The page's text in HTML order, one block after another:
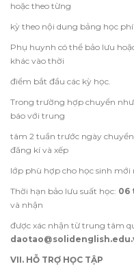
hoặc theo từng
kỳ theo nội dung bảng học
Phụ huynh có thể bảo lưu
khác vào thời
điểm bắt đầu các kỳ học.
Trong trường hợp chuyển
báo với trung
tâm 2 tuần trước ngày
đăng kí và xếp
lớp phù hợp cho học sinh
Thời hạn bảo lưu suất học: 06
và nhận
được xác nhận từ trung tâm
VII. HỖ TRỢ HỌC TẬP